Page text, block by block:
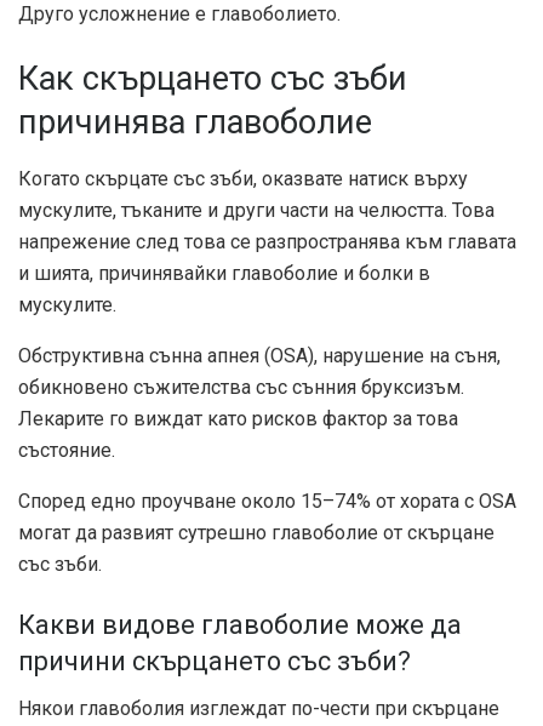
Друго усложнение е главоболието.
Как скърцането със зъби
причинява главоболие
Когато скърцате със зъби, оказвате натиск върху
мускулите, тъканите и други части на челюстта. Това
напрежение след това се разпространява към главата
и шията, причинявайки главоболие и болки в
мускулите.
Обструктивна сънна апнея (OSA), нарушение на съня,
обикновено съжителства със сънния бруксизъм.
Лекарите го виждат като рисков фактор за това
състояние.
Според едно проучване около 15–74% от хората с OSA
могат да развият сутрешно главоболие от скърцане
със зъби.
Какви видове главоболие може да
причини скърцането със зъби?
Някои главоболия изглеждат по-чести при скърцане